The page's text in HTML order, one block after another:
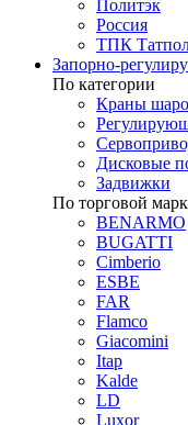
Политэк
Россия
ТПК
Запорно-
По категории
Краны
Дисковые
Задвижки
По торговой
BENARMO
BUGATTI
Cimberio
ESBE
FAR
Flamco
Giacomini
Itap
Kalde
LD
Luxor